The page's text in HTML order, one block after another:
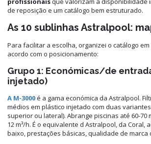
de reposição e um catálogo bem estruturado.
As 10 sublinhas Astralpool:
Para facilitar a escolha, organizei o catálogo
acordo com o posicionamento:
Grupo 1: Económicas/de
injetado)
A M-3000é a gama económica da Astralpool.
médios em plástico injetado com duas
superior ou lateral). Abrange piscinas até 60-70
12 m³/h. É o equivalente d Astralpool, da Coral,
baixo, prestações básicas, qualidade de marca